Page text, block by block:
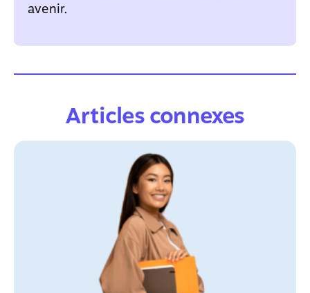
avenir.
Articles connexes